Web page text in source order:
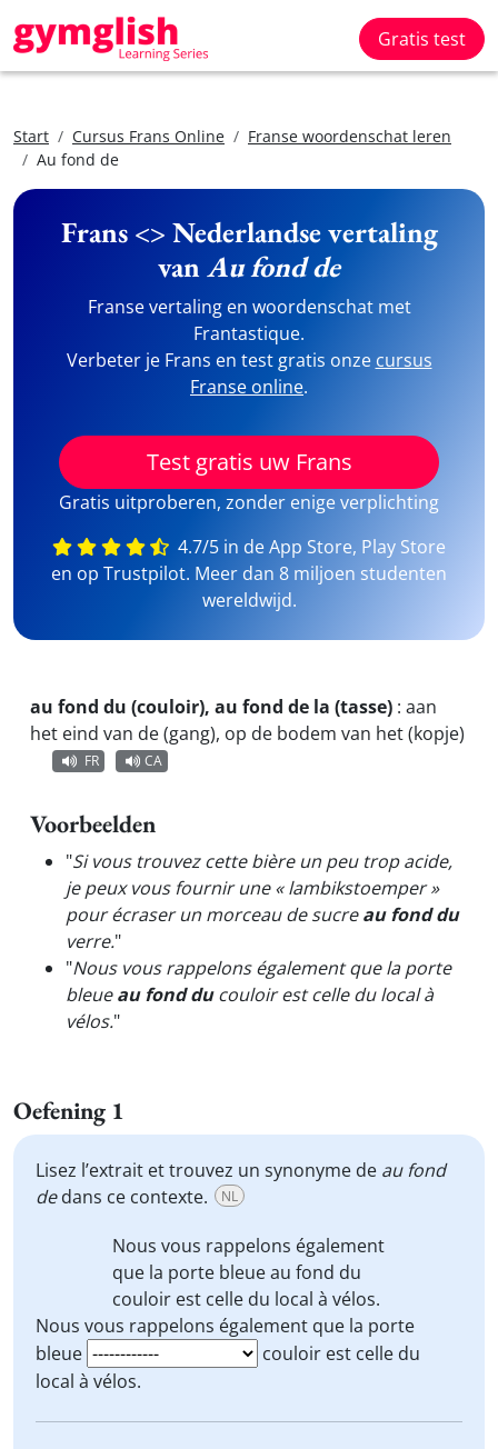
Gratis test
Start Cursus Frans Online
Franse woordenschat leren
Au fond de
Frans <> Nederlandse vertaling
vanAu fond de
Franse vertaling en woordenschat met
Frantastique.
Verbeter je Frans en test gratis onze cursus
Franse online.
Test gratis uw Frans
Gratis uitproberen, zonder enige verplichting
4.7/5 in de App Store, Play Store
en op Trustpilot. Meer dan 8 miljoen studenten
wereldwijd.
au fond du (couloir), au fond de la (tasse) : aan
het eind van de (gang), op de bodem van het (kopje)
FR CA
Voorbeelden
"Si vous trouvez cette bière un peu trop acide,
je peux vous fournir une « lambikstoemper »
pour écraser un morceau de sucreau fond du
verre."
"Nous vous rappelons également que la porte
bleueau fond ducouloir est celle du local à
vélos."
Oefening 1
Lisez l’extrait et trouvez un synonyme de au fond
dedans ce contexte. NL
Nous vous rappelons également
que la porte bleueau fond du
couloir est celle du local à vélos.
Nous vous rappelons également que la porte
bleue
couloir est celle du
local à vélos.